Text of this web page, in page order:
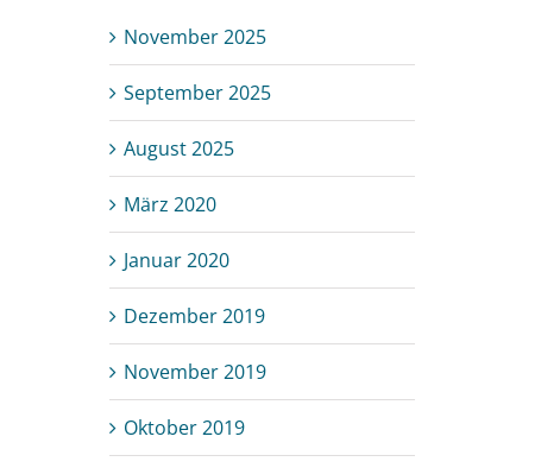
November 2025
September 2025
August 2025
März 2020
Januar 2020
Dezember 2019
November 2019
Oktober 2019